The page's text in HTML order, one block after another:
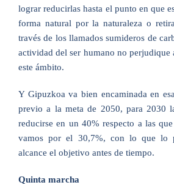
lograr reducirlas hasta el punto en que
forma natural por la naturaleza o
través de los llamados sumideros de
actividad del ser humano no perjudique
este ámbito.
Y Gipuzkoa va bien encaminada en
previo a la meta de 2050, para 2030
reducirse en un 40% respecto a las
vamos por el 30,7%, con lo que lo
alcance el objetivo antes de tiempo.
Quinta marcha